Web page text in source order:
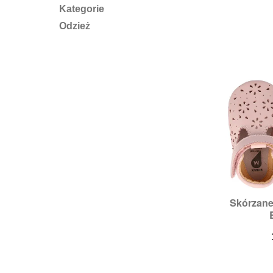
Kategorie
Odzież
